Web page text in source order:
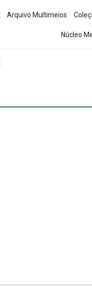
Arquivo Multimeios
Núcleo